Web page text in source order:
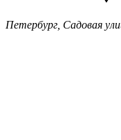
Петербург, Садовая